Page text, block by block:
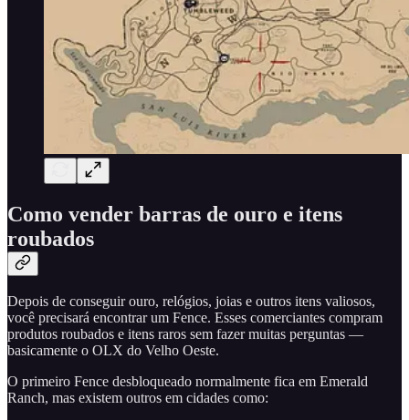
Como vender barras de ouro e itens
roubados
Depois de conseguir ouro, relógios, joias e outros itens valiosos,
você precisará encontrar um Fence. Esses comerciantes compram
produtos roubados e itens raros sem fazer muitas perguntas —
basicamente o OLX do Velho Oeste.
O primeiro Fence desbloqueado normalmente fica em Emerald
Ranch, mas existem outros em cidades como: